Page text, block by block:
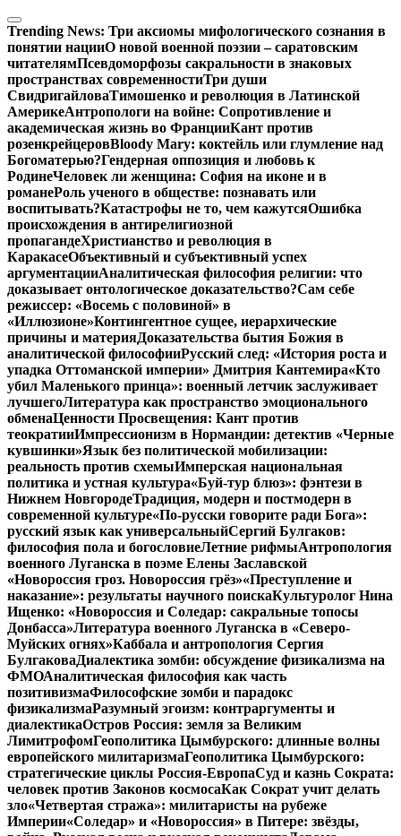
Перейти
к
содержимому
Trending News: Три аксиомы мифологического сознания в
понятии нацииО новой военной поэзии – саратовским
читателямПсевдоморфозы сакральности в знаковых
пространствах современностиТри души
СвидригайловаТимошенко и революция в Латинской
АмерикеАнтропологи на войне: Сопротивление и
академическая жизнь во ФранцииКант против
розенкрейцеровBloody Mary: коктейль или глумление над
Богоматерью?Гендерная оппозиция и любовь к
РодинеЧеловек ли женщина: София на иконе и в
романеРоль ученого в обществе: познавать или
воспитывать?Катастрофы не то, чем кажутсяОшибка
происхождения в антирелигиозной
пропагандеХристианство и революция в
КаракасеОбъективный и субъективный успех
аргументацииАналитическая философия религии: что
доказывает онтологическое доказательство?Сам себе
режиссер: «Восемь с половиной» в
«Иллюзионе»Контингентное сущее, иерархические
причины и материяДоказательства бытия Божия в
аналитической философииРусский след: «История роста и
упадка Оттоманской империи» Дмитрия Кантемира«Кто
убил Маленького принца»: военный летчик заслуживает
лучшегоЛитература как пространство эмоционального
обменаЦенности Просвещения: Кант против
теократииИмпрессионизм в Нормандии: детектив «Черные
кувшинки»Язык без политической мобилизации:
реальность против схемыИмперская национальная
политика и устная культура«Буй-тур блюз»: фэнтези в
Нижнем НовгородеТрадиция, модерн и постмодерн в
современной культуре«По-русски говорите ради Бога»:
русский язык как универсальныйСергий Булгаков:
философия пола и богословиеЛетние рифмыАнтропология
военного Луганска в поэме Елены Заславской
«Новороссия гроз. Новороссия грёз»«Преступление и
наказание»: результаты научного поискаКультуролог Нина
Ищенко: «Новороссия и Соледар: сакральные топосы
Донбасса»Литература военного Луганска в «Северо-
Муйских огнях»Каббала и антропология Сергия
БулгаковаДиалектика зомби: обсуждение физикализма на
ФМОАналитическая философия как часть
позитивизмаФилософские зомби и парадокс
физикализмаРазумный эгоизм: контраргументы и
диалектикаОстров Россия: земля за Великим
ЛимитрофомГеополитика Цымбурского: длинные волны
европейского милитаризмаГеополитика Цымбурского:
стратегические циклы Россия-ЕвропаСуд и казнь Сократа:
человек против Законов космосаКак Сократ учит делать
зло«Четвертая стража»: милитаристы на рубеже
Империи«Соледар» и «Новороссия» в Питере: звёзды,